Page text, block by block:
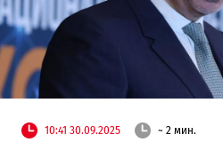
10:41 30.09.2025 ~ 2 мин.